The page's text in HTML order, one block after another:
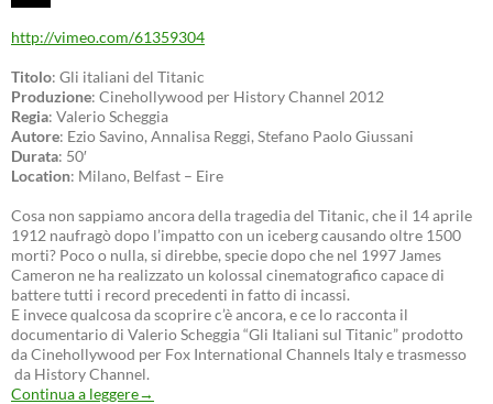
http://vimeo.com/61359304
Titolo: Gli italiani del Titanic
Produzione: Cinehollywood per History Channel 2012
Regia: Valerio Scheggia
Autore: Ezio Savino, Annalisa Reggi, Stefano Paolo Giussani
Durata: 50′
Location: Milano, Belfast – Eire
Cosa non sappiamo ancora della tragedia del Titanic, che il 14 aprile
1912 naufragò dopo l’impatto con un iceberg causando oltre 1500
morti? Poco o nulla, si direbbe, specie dopo che nel 1997 James
Cameron ne ha realizzato un kolossal cinematografico capace di
battere tutti i record precedenti in fatto di incassi.
E invece qualcosa da scoprire c’è ancora, e ce lo racconta il
documentario di Valerio Scheggia “Gli Italiani sul Titanic” prodotto
da Cinehollywood per Fox International Channels Italy e trasmesso
da History Channel.
Continua a leggere→